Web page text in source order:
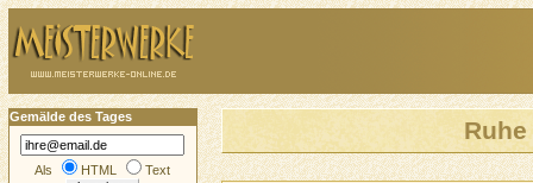
Gemälde des Tages
Als HTML Text